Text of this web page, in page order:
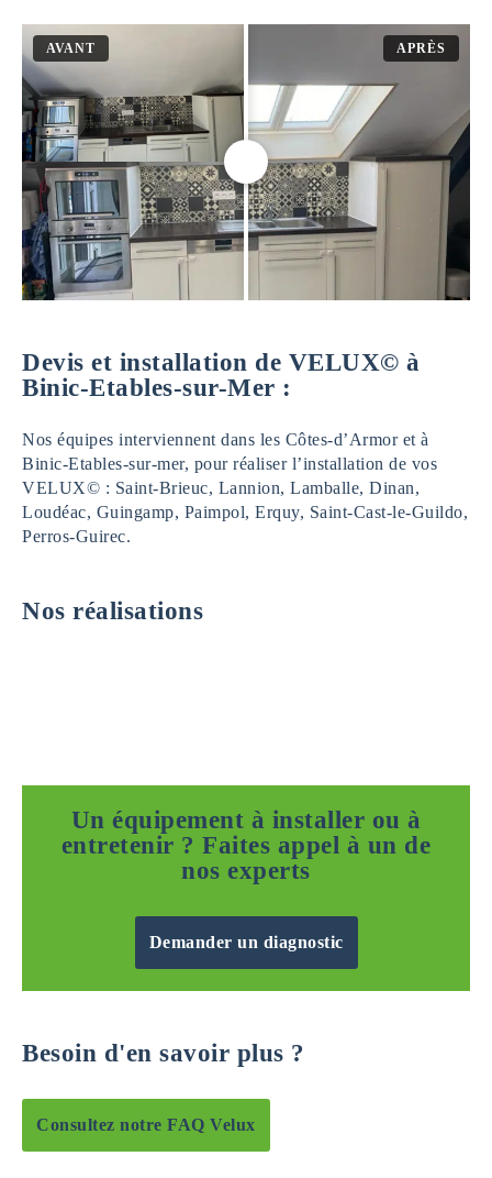
AVANT APRÈS
Devis et installation de VELUX© à
Binic-Etables-sur-Mer :
Nos équipes interviennent dans les Côtes-d’Armor et à
Binic-Etables-sur-mer, pour réaliser l’installation de vos
VELUX© : Saint-Brieuc, Lannion, Lamballe, Dinan,
Loudéac, Guingamp, Paimpol, Erquy, Saint-Cast-le-Guildo,
Perros-Guirec.
Nos réalisations
Un équipement à installer ou à
entretenir ? Faites appel à un de
nos experts
Demander un diagnostic
Besoin d'en savoir plus ?
Consultez notre FAQ Velux